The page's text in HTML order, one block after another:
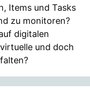
Items und Tasks
zu monitoren?
digitalen
und doch